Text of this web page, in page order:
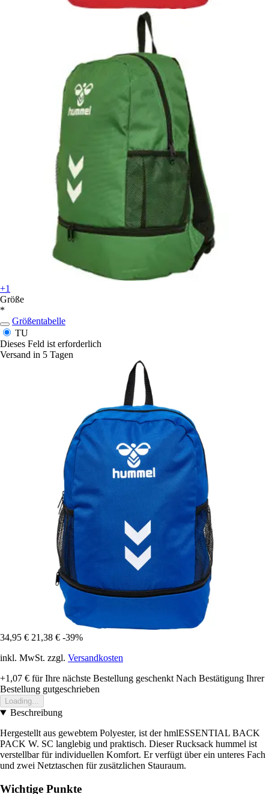
+1
Größe
*
Größentabelle
TU
Dieses Feld ist erforderlich
Versand in 5 Tagen
34,95 € 21,38 € -39%
inkl. MwSt. zzgl. Versandkosten
+1,07 € für Ihre nächste Bestellung geschenkt Nach Bestätigung Ihrer
Bestellung gutgeschrieben
Loading...
Beschreibung
Hergestellt aus gewebtem Polyester, ist der hmlESSENTIAL BACK
PACK W. SC langlebig und praktisch. Dieser Rucksack hummel ist
verstellbar für individuellen Komfort. Er verfügt über ein unteres Fach
und zwei Netztaschen für zusätzlichen Stauraum.
Wichtige Punkte